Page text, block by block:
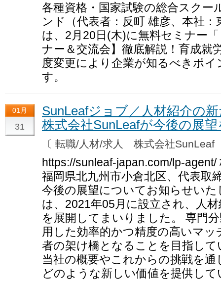
各種資格・国家試験の総合スクー
ンド（代表者：反町 雄彦、本社
は、2月20日(木)に無料セミナー
ナー＆交流会】徹底解説！育成就
度変更により企業が知るべきポ
す。
01月
31
SunLeafジョブ／人材紹介の
株式会社SunLeafが今後の展
〔 転職/人材/求人 株式会社
https://sunleaf-japan.com/lp-
福岡県北九州市小倉北区、代表取
今後の展望についてお知らせい
は、2021年05月に設立され、人
を展開してまいりました。 専門
用した効率的かつ精度の高いマ
者の架け橋となることを目指し
当社の概要やこれからの挑戦を
どのような新しい価値を提供し